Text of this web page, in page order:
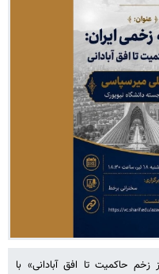
حاکمیت تا افق آبادانی» با